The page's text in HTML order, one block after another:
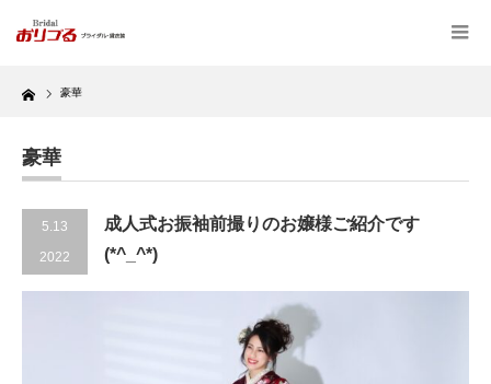
Home 豪華
豪華
5.13
2022
成人式お振袖前撮りのお嬢様ご紹介です
(*^_^*)